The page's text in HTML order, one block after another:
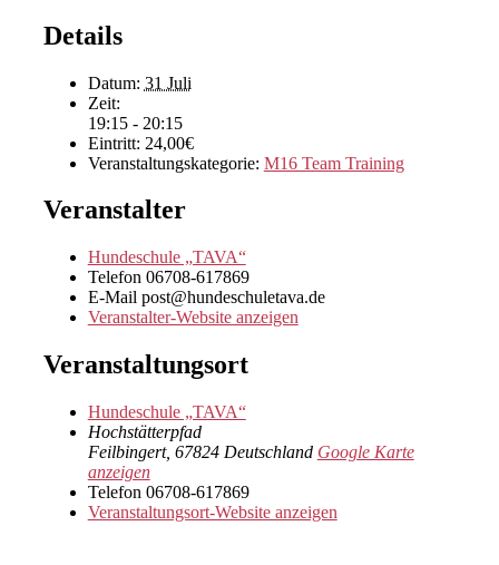
Details
Datum: 31 Juli
Zeit:
19:15 - 20:15
Eintritt: 24,00€
Veranstaltungskategorie: M16 Team Training
Veranstalter
Hundeschule „TAVA“
Telefon 06708-617869
E-Mail post@hundeschuletava.de
Veranstalter-Website anzeigen
Veranstaltungsort
Hundeschule „TAVA“
Hochstätterpfad
Feilbingert, 67824 Deutschland Google Karte
anzeigen
Telefon 06708-617869
Veranstaltungsort-Website anzeigen